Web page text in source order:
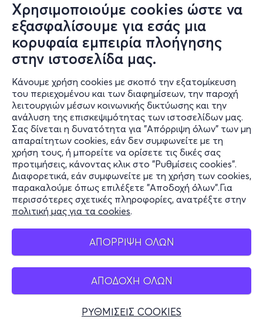
Χρησιμοποιούμε cookies ώστε να
εξασφαλίσουμε για εσάς μια
κορυφαία εμπειρία πλοήγησης
στην ιστοσελίδα μας.
Κάνουμε χρήση cookies με σκοπό την εξατομίκευση
του περιεχομένου και των διαφημίσεων, την παροχή
λειτουργιών μέσων κοινωνικής δικτύωσης και την
ανάλυση της επισκεψιμότητας των ιστοσελίδων μας.
Σας δίνεται η δυνατότητα για "Απόρριψη όλων" των μη
απαραίτητων cookies, εάν δεν συμφωνείτε με τη
χρήση τους, ή μπορείτε να ορίσετε τις δικές σας
προτιμήσεις, κάνοντας κλικ στο "Ρυθμίσεις cookies".
Διαφορετικά, εάν συμφωνείτε με τη χρήση των cookies,
παρακαλούμε όπως επιλέξετε "Αποδοχή όλων".Για
περισσότερες σχετικές πληροφορίες, ανατρέξτε στην
πολιτική μας για τα cookies.
ΑΠΟΡΡΙΨΗ ΟΛΩΝ
ΑΠΟΔΟΧΗ ΟΛΩΝ
ΡΥΘΜΙΣΕΙΣ COOKIES
Πληροφορίες
Υποστήριξη
Stay Connected
Mobile app